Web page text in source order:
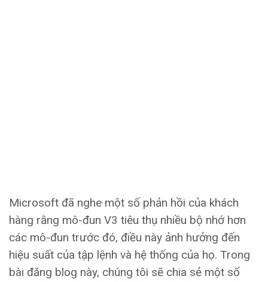
Microsoft đã nghe một số phản hồi của khách
hàng rằng mô-đun V3 tiêu thụ nhiều bộ nhớ hơn
các mô-đun trước đó, điều này ảnh hưởng đến
hiệu suất của tập lệnh và hệ thống của họ. Trong
bài đăng blog này, chúng tôi sẽ chia sẻ một số